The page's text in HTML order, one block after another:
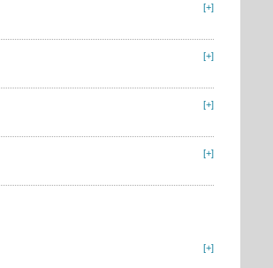
[+]
[+]
[+]
[+]
[+]